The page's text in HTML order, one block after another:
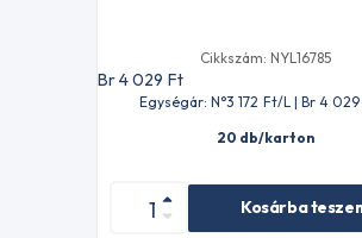
Cikkszám: NYL16785
Br 4 029 Ft
Egységár: N°3 172 Ft/L | Br 4 029
20 db/karton
Kosárba